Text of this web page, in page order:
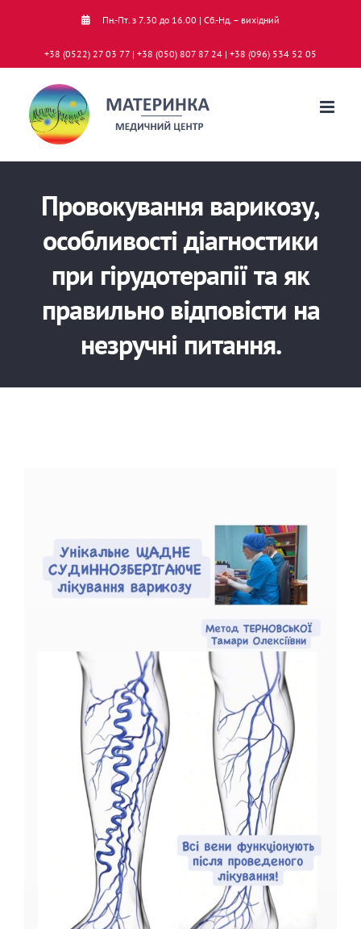
Пн.-Пт. з 7.30 до 16.00 | Сб.-Нд. – вихідний
+38 (0522) 27 03 77 | +38 (050) 807 87 24 | +38 (096) 534 52 05
Провокування варикозу,
особливості діагностики
при гірудотерапії та як
правильно відповісти на
незручні питання.